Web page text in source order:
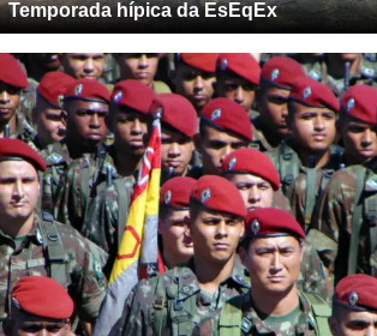
Temporada hípica da EsEqEx